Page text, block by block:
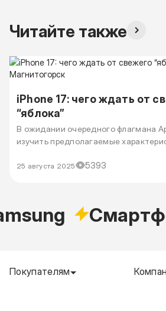
Читайте также
iPhone 17: чего ждать от
“яблока”
В ожидании очередного флагмана
изучить предполагаемые
25 августа 2025 5393
Покупателям